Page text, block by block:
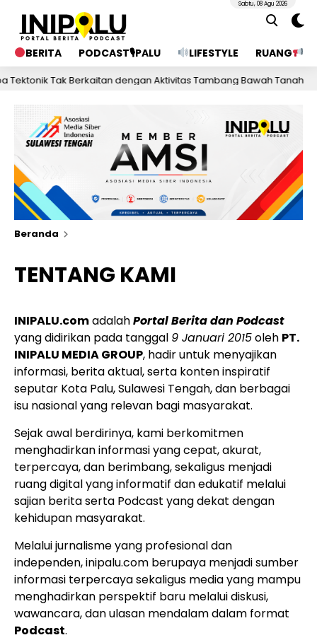
BERITA PODCAST🎙PALU LIFESTYLE RUANG
Sabtu, 08 Agu 2026
Berkaitan dengan Aktivitas Tambang Bawah Tanah 1 hari
Beranda
TENTANG KAMI
INIPALU.comadalahPortal Berita dan Podcast
yang didirikan pada tanggal 9 Januari 2015oleh PT.
INIPALU MEDIA GROUP, hadir untuk menyajikan
informasi, berita aktual, serta konten inspiratif
seputar Kota Palu, Sulawesi Tengah, dan berbagai
isu nasional yang relevan bagi masyarakat.
Sejak awal berdirinya, kami berkomitmen
menghadirkan informasi yang cepat, akurat,
terpercaya, dan berimbang, sekaligus menjadi
ruang digital yang informatif dan edukatif melalui
sajian berita serta Podcast yang dekat dengan
kehidupan masyarakat.
Melalui jurnalisme yang profesional dan
independen, inipalu.com berupaya menjadi sumber
informasi terpercaya sekaligus media yang mampu
menghadirkan perspektif baru melalui diskusi,
wawancara, dan ulasan mendalam dalam format
Podcast.